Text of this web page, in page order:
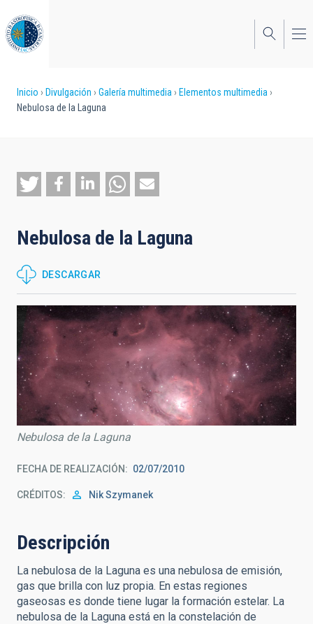
al
contenido
principal
Sobrescribir
ayuda
a
navegación
Inicio Divulgación Galería multimedia
Elementos multimedia
Nebulosa de la Laguna
Nebulosa de la Laguna
DESCARGAR
Nebulosa de la Laguna
FECHA DE REALIZACIÓN 02/07/2010
CRÉDITOS Nik Szymanek
Descripción
La nebulosa de la Laguna es una nebulosa de emisión,
gas que brilla con luz propia. En estas regiones
gaseosas es donde tiene lugar la formación estelar. La
nebulosa de la Laguna está en la constelación de